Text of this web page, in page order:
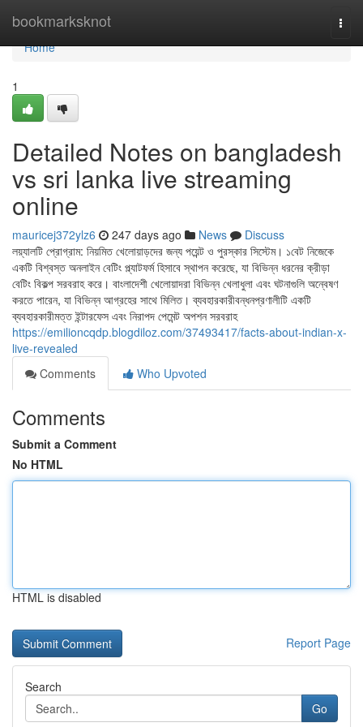
bookmarksknot
Home
Home
1
Detailed Notes on bangladesh
vs sri lanka live streaming
online
mauricej372ylz6 247 days ago News
Discuss
লয়্যালটি প্রোগ্রাম: নিয়মিত খেলোয়াড়দের জন্য পয়েন্ট ও পুরস্কার সিস্টেম। ১বেট নিজেকে
একটি বিশ্বস্ত অনলাইন বেটিং প্ল্যাটফর্ম হিসাবে স্থাপন করেছে, যা বিভিন্ন ধরনের ক্রীড়া
বেটিং বিকল্প সরবরাহ করে। বাংলাদেশী খেলোয়াদরা বিভিন্ন খেলাধুলা এবং ঘটনাগুলি অন্বেষণ
করতে পারেন, যা বিভিন্ন আগ্রহের সাথে মিলিত। ব্যবহারকারীবন্ধনপ্রণালীটি একটি
ব্যবহারকারীমত্ত ইন্টারফেস এবং নিরাপদ পেমেন্ট অপশন সরবরাহ
https://emilioncqdp.blogdiloz.com/37493417/facts-about-indian-x-
live-revealed
Comments
Who Upvoted
Comments
Submit a Comment
No HTML
HTML is disabled
Report Page
Search
Go